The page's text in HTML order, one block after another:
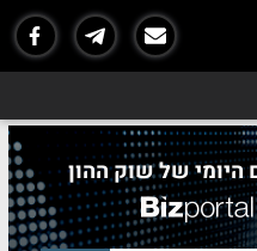
היומי של שוק ההון